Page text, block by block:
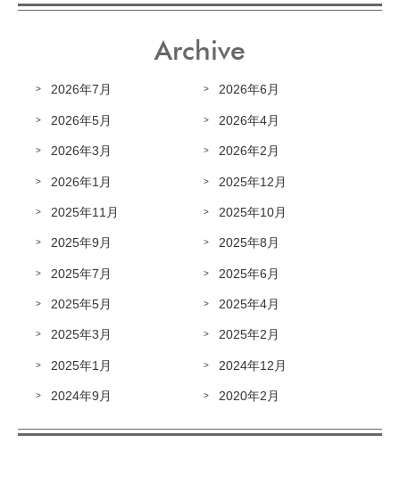
Archive
2026年7月 2026年6月
2026年5月 2026年4月
2026年3月 2026年2月
2026年1月 2025年12月
2025年11月 2025年10月
2025年9月 2025年8月
2025年7月 2025年6月
2025年5月 2025年4月
2025年3月 2025年2月
2025年1月 2024年12月
2024年9月 2020年2月